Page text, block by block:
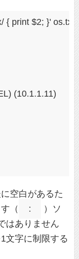
{ print $2; }' os.txt
(10.1.1.11)
空白があるた
（
:
）ソ
はありません
文字に制限する